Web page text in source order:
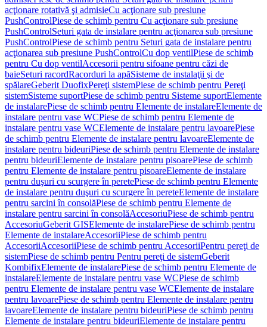
acţionare rotativă şi admisieCu acţionare sub presiune
PushControlPiese de schimb pentru Cu acţionare sub presiune
PushControlSeturi gata de instalare pentru acţionarea sub presiune
PushControlPiese de schimb pentru Seturi gata de instalare pentru
acţionarea sub presiune PushControlCu dop ventilPiese de schimb
pentru Cu dop ventilAccesorii pentru sifoane pentru căzi de
baieSeturi racordRacorduri la apăSisteme de instalaţii şi de
spălareGeberit DuofixPereţi sistemPiese de schimb pentru Pereţi
sistemSisteme suportPiese de schimb pentru Sisteme suportElemente
de instalarePiese de schimb pentru Elemente de instalareElemente de
instalare pentru vase WCPiese de schimb pentru Elemente de
instalare pentru vase WCElemente de instalare pentru lavoarePiese
de schimb pentru Elemente de instalare pentru lavoareElemente de
instalare pentru bideuriPiese de schimb pentru Elemente de instalare
pentru bideuriElemente de instalare pentru pisoarePiese de schimb
pentru Elemente de instalare pentru pisoareElemente de instalare
pentru duşuri cu scurgere în peretePiese de schimb pentru Elemente
de instalare pentru duşuri cu scurgere în pereteElemente de instalare
pentru sarcini în consolăPiese de schimb pentru Elemente de
instalare pentru sarcini în consolăAccesoriuPiese de schimb pentru
AccesoriuGeberit GISElemente de instalarePiese de schimb pentru
Elemente de instalareAccesoriiPiese de schimb pentru
AccesoriiAccesoriiPiese de schimb pentru AccesoriiPentru pereţi de
sistemPiese de schimb pentru Pentru pereţi de sistemGeberit
KombifixElemente de instalarePiese de schimb pentru Elemente de
instalareElemente de instalare pentru vase WCPiese de schimb
pentru Elemente de instalare pentru vase WCElemente de instalare
pentru lavoarePiese de schimb pentru Elemente de instalare pentru
lavoareElemente de instalare pentru bideuriPiese de schimb pentru
Elemente de instalare pentru bideuriElemente de instalare pentru